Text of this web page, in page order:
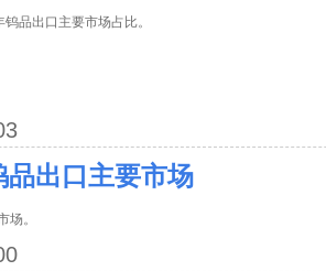
品出口主要市场占比。
品出口主要市场
场。